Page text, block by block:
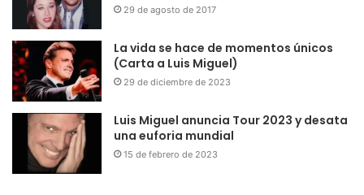
29 de agosto de 2017
La vida se hace de momentos únicos
(Carta a Luis Miguel)
29 de diciembre de 2023
Luis Miguel anuncia Tour 2023 y desata
una euforia mundial
15 de febrero de 2023